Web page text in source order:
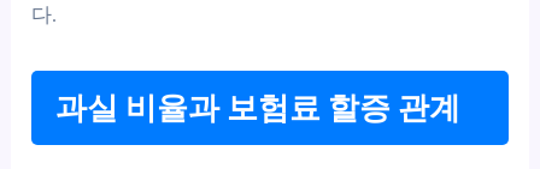
다.
과실 비율과 보험료 할증 관계